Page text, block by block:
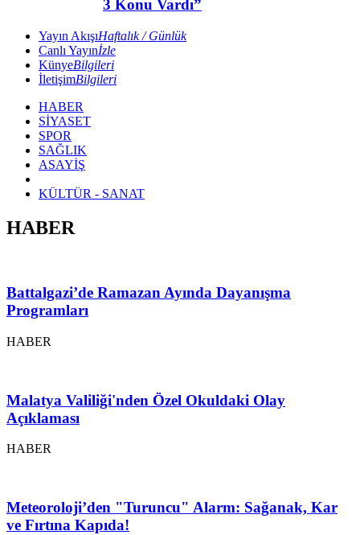
3 Konu Vardı”
Yayın AkışıHaftalık / Günlük
Canlı Yayınİzle
KünyeBilgileri
İletişimBilgileri
HABER
SİYASET
SPOR
SAĞLIK
ASAYİŞ
KÜLTÜR - SANAT
HABER
Battalgazi’de Ramazan Ayında Dayanışma
Programları
HABER
Malatya Valiliği'nden Özel Okuldaki Olay
Açıklaması
HABER
Meteoroloji’den "Turuncu" Alarm: Sağanak, Kar
ve Fırtına Kapıda!